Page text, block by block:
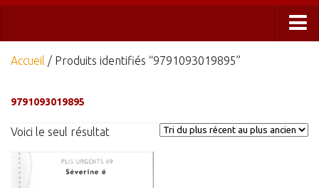
Boutique
Éditions
ficelle&PlisUrgents
Accueil / Produits identifiés “9791093019895”
9791093019895
Voici le seul résultat